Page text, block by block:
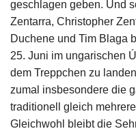
geschlagen geben. Und
Zentarra, Christopher
Duchene und Tim Blaga
25. Juni im ungarischen
dem Treppchen zu
zumal insbesondere die
traditionell gleich
Gleichwohl bleibt die